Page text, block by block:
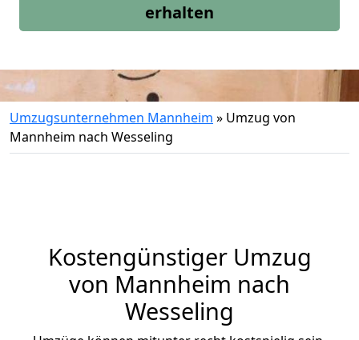
erhalten
Umzugsunternehmen Mannheim » Umzug von
Mannheim nach Wesseling
Kostengünstiger Umzug
von Mannheim nach
Wesseling